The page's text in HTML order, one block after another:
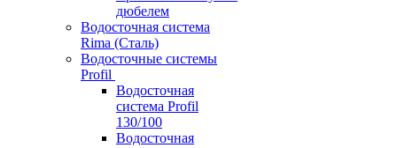
дюбелем
Водосточная система
Rima (Сталь)
Водосточные системы
Profil
Водосточная
система Profil
130/100
Водосточная